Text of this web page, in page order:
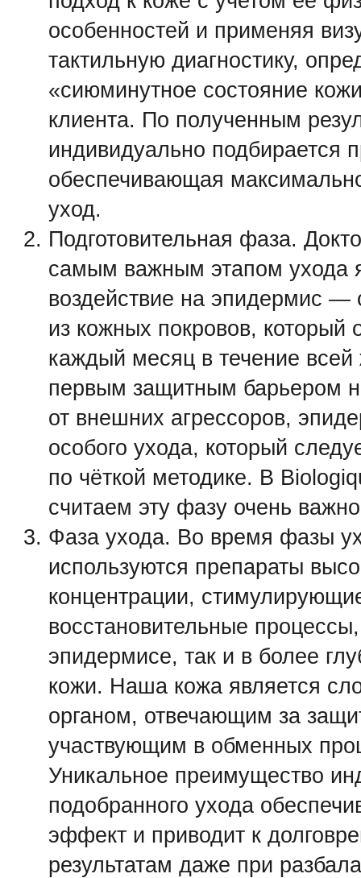
особенностей и применяя
тактильную диагностику,
«сиюминутное состояние
клиента. По полученным
индивидуально подбирается
обеспечивающая
уход.
Подготовительная фаза.
самым важным этапом ухода
воздействие на эпидермис —
из кожных покровов, который
каждый месяц в течение
первым защитным барьером
от внешних агрессоров,
особого ухода, который
по чёткой методике. В
считаем эту фазу очень
Фаза ухода. Во время фазы
используются препараты
концентрации,
восстановительные
эпидермисе, так и в более
кожи. Наша кожа является
органом, отвечающим за
участвующим в обменных
Уникальное преимущество
подобранного ухода
эффект и приводит к
результатам даже при